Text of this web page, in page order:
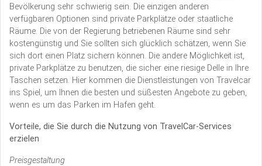
Bevölkerung sehr schwierig sein. Die einzigen anderen
verfügbaren Optionen sind private Parkplätze oder staatliche
Räume. Die von der Regierung betriebenen Räume sind sehr
kostengünstig und Sie sollten sich glücklich schätzen, wenn Sie
sich dort einen Platz sichern können. Die andere Möglichkeit ist,
private Parkplätze zu benutzen, die sicher eine riesige Delle in Ihre
Taschen setzen. Hier kommen die Dienstleistungen von Travelcar
ins Spiel, um Ihnen die besten und süßesten Angebote zu geben,
wenn es um das Parken im Hafen geht.
Vorteile, die Sie durch die Nutzung von TravelCar-Services
erzielen
Preisgestaltung